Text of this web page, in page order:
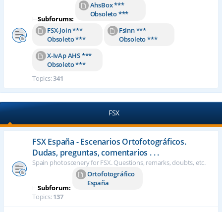
⊢Subforums:
AhsBox ***
Obsoleto ***
FSX-Join ***
Obsoleto ***
FsInn ***
Obsoleto ***
X-IvAp AHS ***
Obsoleto ***
Topics:341
FSX
FSX España - Escenarios Ortofotográficos.
Dudas, preguntas, comentarios . . .
Spain photoscenery for FSX. Questions, remarks, doubts, etc.
⊢Subforum:
Ortofotográfico
España
Topics:137